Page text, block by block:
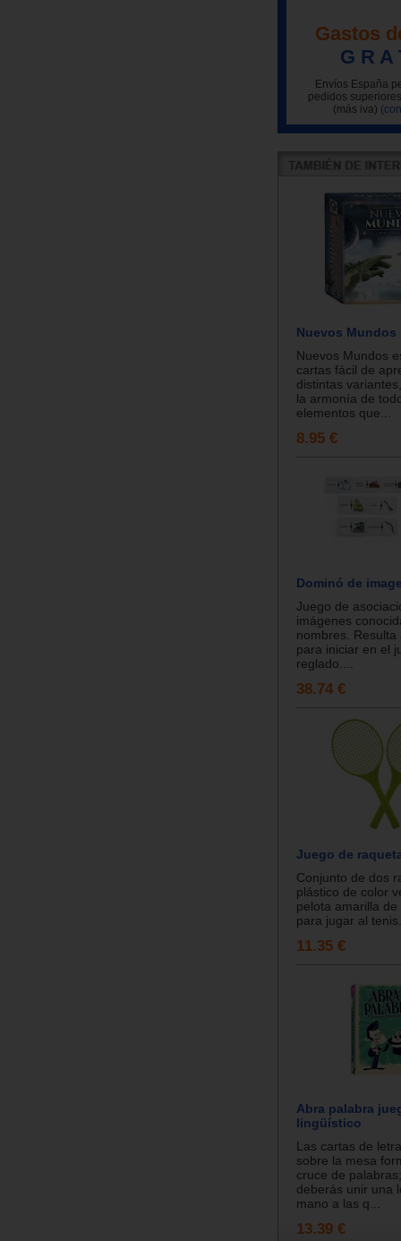
Gastos
G R A
Envíos España
pedidos
(más iva)
Nuevos Mundos
Nuevos Mundos
cartas fácil de
distintas
la armonía de
elementos que...
8.95 €
Dominó de
Juego de
imágenes
nombres. Resulta
para iniciar en el
reglado....
38.74 €
Juego de
Conjunto de dos
plástico de color
pelota amarilla
para jugar al
11.35 €
Abra palabra
lingüístico
Las cartas de
sobre la mesa
cruce de
deberás unir una
mano a las q...
13.39 €